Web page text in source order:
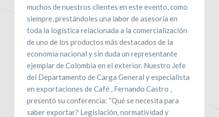
muchos de nuestros clientes en este evento, como
siempre, prestándoles una labor de asesoría en
toda la logística relacionada a la comercialización
de uno de los productos más destacados de la
economía nacional y sin duda un representante
ejemplar de Colombia en el exterior. Nuestro Jefe
del Departamento de Carga General y especialista
en exportaciones de Café , Fernando Castro ,
presentó su conferencia: “Qué se necesita para
saber exportar? Legislación, normatividad y